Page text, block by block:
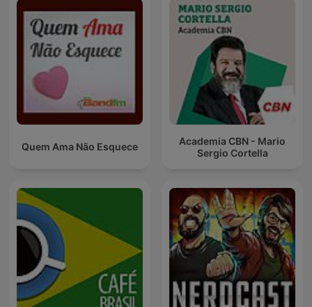
Quem Ama Não Esquece
Academia CBN - Mario
Sergio Cortella